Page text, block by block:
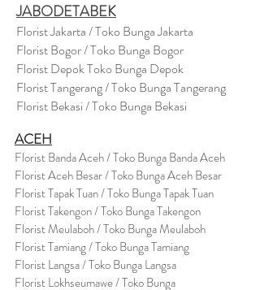
JABODETABEK
Florist Jakarta / Toko Bunga Jakarta
Florist Bogor / Toko Bunga Bogor
Florist Depok Toko Bunga Depok
Florist Tangerang / Toko Bunga Tangerang
Florist Bekasi / Toko Bunga Bekasi
ACEH
Florist Banda Aceh / Toko Bunga Banda Aceh
Florist Aceh Besar / Toko Bunga Aceh Besar
Florist Tapak Tuan / Toko Bunga Tapak Tuan
Florist Takengon / Toko Bunga Takengon
Florist Meulaboh / Toko Bunga Meulaboh
Florist Tamiang / Toko Bunga Tamiang
Florist Langsa / Toko Bunga Langsa
Florist Lokhseumawe / Toko Bunga